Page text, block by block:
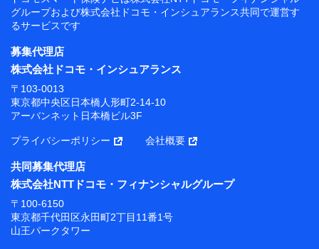
グループおよび株式会社ドコモ・インシュアランス共同で運営す
るサービスです
募集代理店
株式会社ドコモ・インシュアランス
〒103-0013
東京都中央区日本橋人形町2-14-10
アーバンネット日本橋ビル3F
プライバシーポリシー 会社概要
共同募集代理店
株式会社NTTドコモ・フィナンシャルグループ
〒100-6150
東京都千代田区永田町2丁目11番1号
山王パークタワー